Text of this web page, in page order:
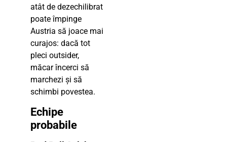
atât de dezechilibrat
poate împinge
Austria să joace mai
curajos: dacă tot
pleci outsider,
măcar încerci să
marchezi și să
schimbi povestea.
Echipe
probabile